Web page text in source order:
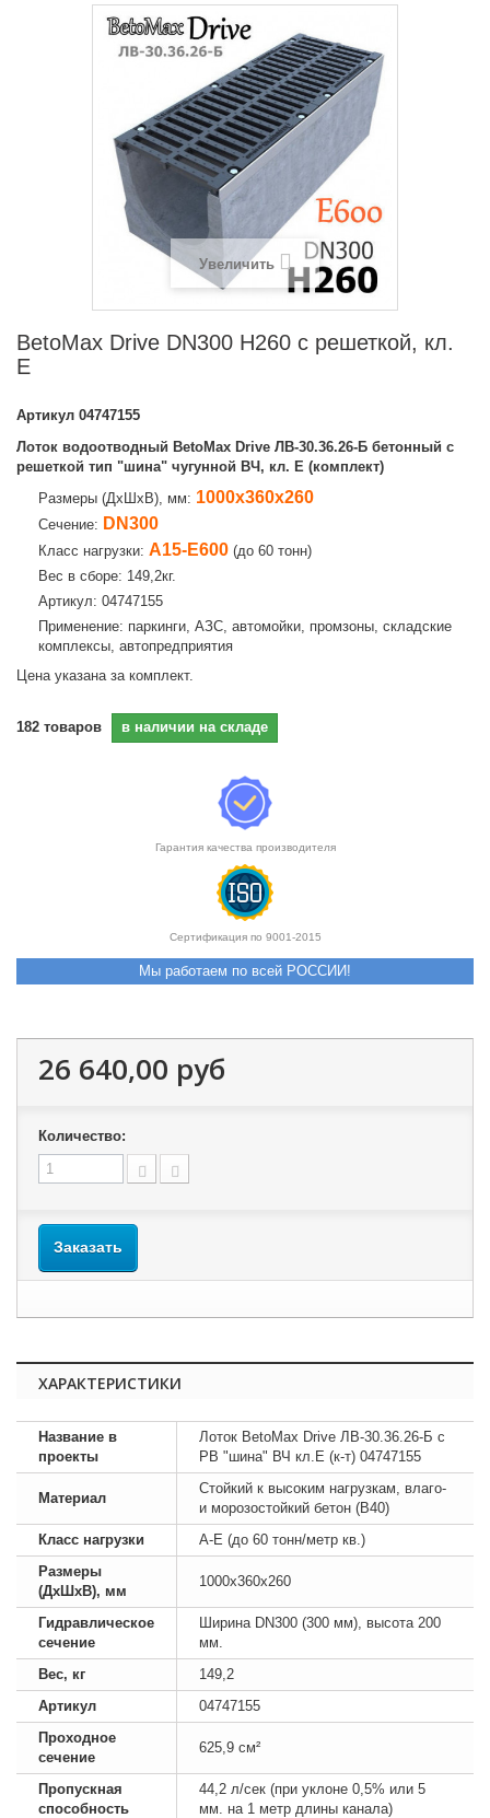
Увеличить
BetoMax Drive DN300 H260 с решеткой, кл.
E
Артикул 04747155
Лоток водоотводный BetoMax Drive ЛВ-30.36.26-Б бетонный с
решеткой тип "шина" чугунной ВЧ, кл. E (комплект)
Размеры (ДхШхВ), мм: 1000х360х260
Сечение: DN300
Класс нагрузки: А15-E600 (до 60 тонн)
Вес в сборе: 149,2кг.
Артикул: 04747155
Применение: паркинги, АЗС, автомойки, промзоны, складские
комплексы, автопредприятия
Цена указана за комплект.
182 товаров в наличии на складе
Гарантия качества производителя
Сертификация по 9001-2015
Мы работаем по всей РОССИИ!
26 640,00 руб
Количество:
Заказать
ХАРАКТЕРИСТИКИ
Название в
проекты
Лоток BetoMax Drive ЛВ-30.36.26-Б с
РВ "шина" ВЧ кл.E (к-т) 04747155
Материал
Стойкий к высоким нагрузкам, влаго-
и морозостойкий бетон (B40)
Класс нагрузки
А-E (до 60 тонн/метр кв.)
Размеры
(ДхШхВ), мм
1000х360х260
Гидравлическое
сечение
Ширина DN300 (300 мм), высота 200
мм.
Вес, кг
149,2
Артикул
04747155
Проходное
сечение
625,9 см²
Пропускная
способность
44,2 л/сек (при уклоне 0,5% или 5
мм. на 1 метр длины канала)